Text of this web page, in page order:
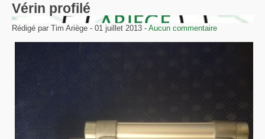
Vérin profilé
Rédigé par Tim Ariège - 01 juillet 2013 - Aucun commentaire